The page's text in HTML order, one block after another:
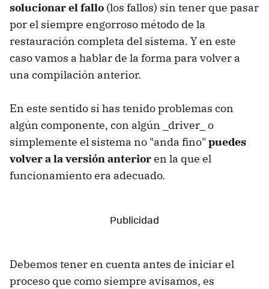
solucionar el fallo (los fallos) sin tener que pasar
por el siempre engorroso método de la
restauración completa del sistema. Y en este
caso vamos a hablar de la forma para volver a
una compilación anterior.
En este sentido si has tenido problemas con
algún componente, con algún _driver_ o
simplemente el sistema no "anda fino" puedes
volver a la versión anterioren la que el
funcionamiento era adecuado.
Debemos tener en cuenta antes de iniciar el
proceso que como siempre avisamos, es